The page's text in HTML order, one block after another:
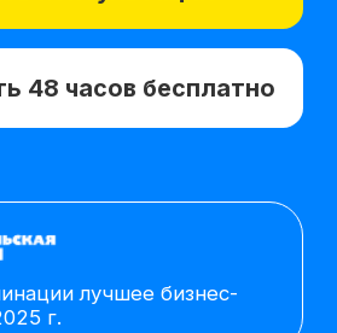
ДПО в 2021 г.
бизнес-
и названия